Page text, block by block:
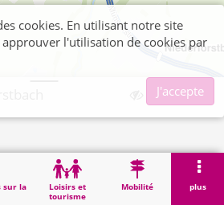
sur la
Loisirs et
tourisme
Mobilité plus
cookies. En utilisant notre site
l'utilisation de cookies par
J'accepte